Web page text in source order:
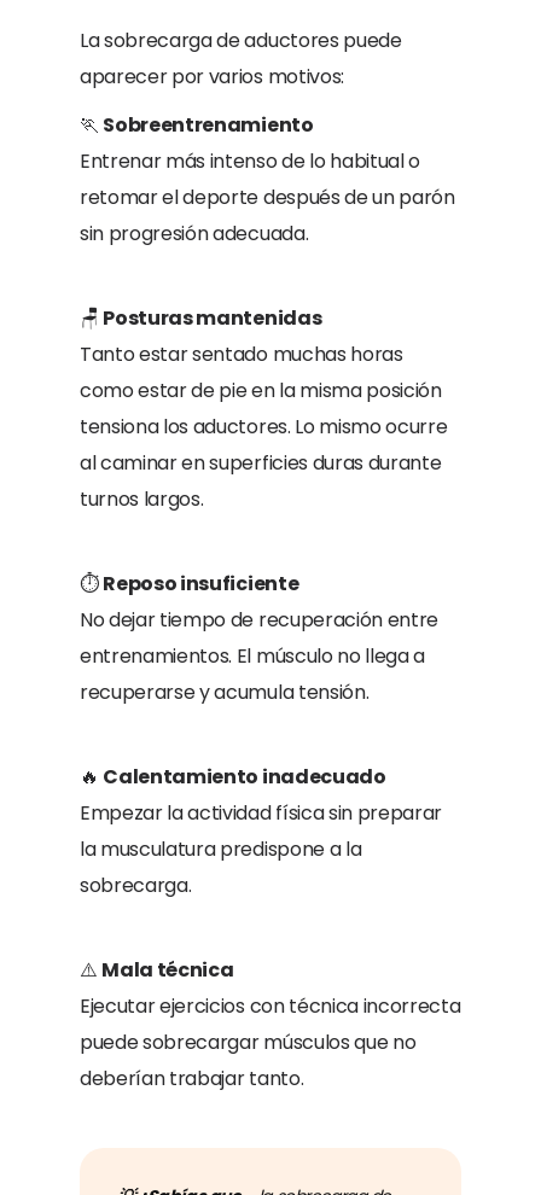
La sobrecarga de aductores puede
aparecer por varios motivos:
🏃 Sobreentrenamiento
Entrenar más intenso de lo habitual o
retomar el deporte después de un parón
sin progresión adecuada.
🪑 Posturas mantenidas
Tanto estar sentado muchas horas
como estar de pie en la misma posición
tensiona los aductores. Lo mismo ocurre
al caminar en superficies duras durante
turnos largos.
⏱️Reposo insuficiente
No dejar tiempo de recuperación entre
entrenamientos. El músculo no llega a
recuperarse y acumula tensión.
🔥 Calentamiento inadecuado
Empezar la actividad física sin preparar
la musculatura predispone a la
sobrecarga.
⚠️ Mala técnica
Ejecutar ejercicios con técnica incorrecta
puede sobrecargar músculos que no
deberían trabajar tanto.